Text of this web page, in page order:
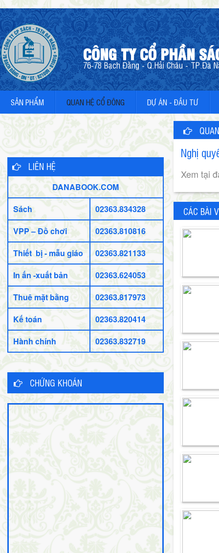
CÔNG TY CỔ PHẦN
76-78 Bạch Đằng - Q.Hải Châu - TP.Đà
SẢN PHẨM QUAN HỆ CỔ ĐÔNG DỰ ÁN - ĐẦU TƯ
LIÊN HỆ
DANABOOK.COM
Sách
02363.834328
VPP – Đồ chơi
02363.810816
Thiết bị - mẫu giáo
02363.821133
In ấn -xuất bản
02363.624053
Thuê mặt bằng
02363.817973
Kế toán
02363.820414
Hành chính
02363.832719
CHỨNG KHOÁN
Nghị
Xem tại
CÁC BÀI